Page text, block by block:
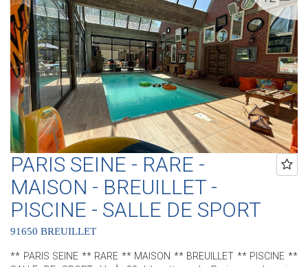
PARIS SEINE - RARE -
MAISON - BREUILLET -
PISCINE - SALLE DE SPORT
91650 BREUILLET
** PARIS SEINE ** RARE ** MAISON ** BREUILLET ** PISCINE **